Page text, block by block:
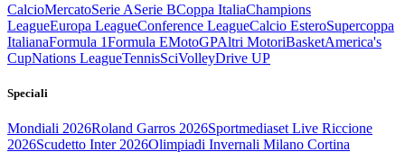
CalcioMercatoSerie ASerie BCoppa ItaliaChampions
LeagueEuropa LeagueConference LeagueCalcio EsteroSupercoppa
ItalianaFormula 1Formula EMotoGPAltri MotoriBasketAmerica's
CupNations LeagueTennisSciVolleyDrive UP
Speciali
Mondiali 2026Roland Garros 2026Sportmediaset Live Riccione
2026Scudetto Inter 2026Olimpiadi Invernali Milano Cortina